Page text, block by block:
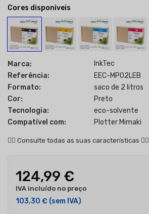
Cores disponiveis
Marca:
InkTec
Referência:
EEC-MP02LEB
Formato:
saco de 2 litros
Cor:
Preto
Tecnologia:
eco-solvente
Compatível com:
Plotter Mimaki
👇🏻 Consulte todas as suas características 👇🏻
124,99 €
IVA incluído no preço
103,30 € (sem IVA)